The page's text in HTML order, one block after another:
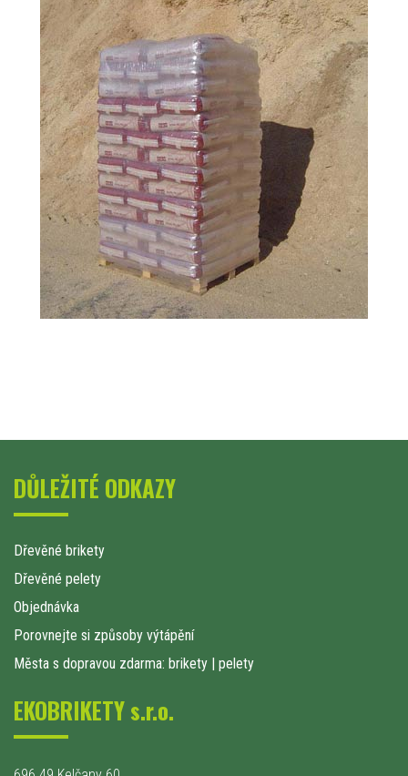
DŮLEŽITÉ ODKAZY
Dřevěné brikety
Dřevěné pelety
Objednávka
Porovnejte si způsoby výtápění
Města s dopravou zdarma: brikety | pelety
EKOBRIKETY s.r.o.